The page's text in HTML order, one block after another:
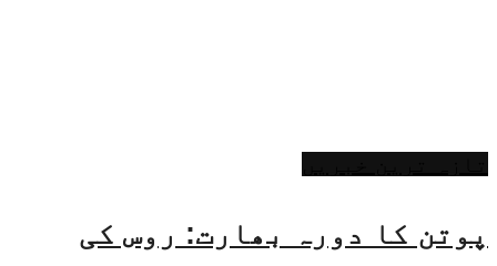
پوتن کا دورہ بھارت: روس کی